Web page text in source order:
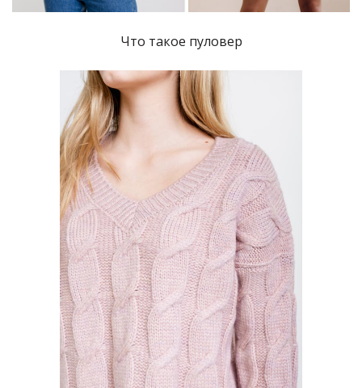
Что такое пуловер